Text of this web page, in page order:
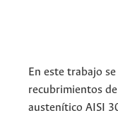
En este trabajo
recubrimientos
austenítico AISI